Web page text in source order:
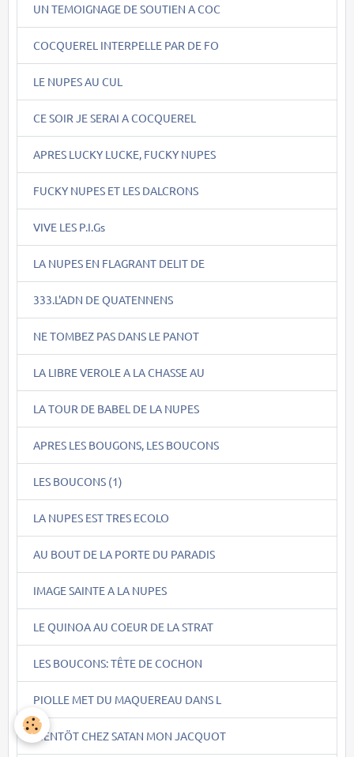
UN TEMOIGNAGE DE SOUTIEN A COC
COCQUEREL INTERPELLE PAR DE FO
LE NUPES AU CUL
CE SOIR JE SERAI A COCQUEREL
APRES LUCKY LUCKE, FUCKY NUPES
FUCKY NUPES ET LES DALCRONS
VIVE LES P.I.Gs
LA NUPES EN FLAGRANT DELIT DE
333.L'ADN DE QUATENNENS
NE TOMBEZ PAS DANS LE PANOT
LA LIBRE VEROLE A LA CHASSE AU
LA TOUR DE BABEL DE LA NUPES
APRES LES BOUGONS, LES BOUCONS
LES BOUCONS (1)
LA NUPES EST TRES ECOLO
AU BOUT DE LA PORTE DU PARADIS
IMAGE SAINTE A LA NUPES
LE QUINOA AU COEUR DE LA STRAT
LES BOUCONS: TÊTE DE COCHON
PIOLLE MET DU MAQUEREAU DANS L
BIENTÖT CHEZ SATAN MON JACQUOT